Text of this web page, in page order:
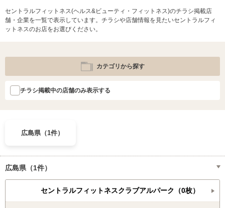
セントラルフィットネス(ヘルス&ビューティ・フィットネス)のチラシ掲載店
舗・企業を一覧で表示しています。チラシや店舗情報を見たいセントラルフィ
ットネスのお店をお選びください。
カテゴリから探す
チラシ掲載中の店舗のみ表示する
広島県（1件）
広島県（1件）
セントラルフィットネスクラブアルパーク（0枚）